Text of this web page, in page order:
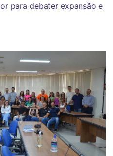
para debater expansão e